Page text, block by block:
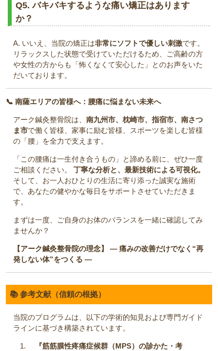
Q5. バキバキするような痛い矯正はあります
か？
A. いいえ、当院の矯正は非常にソフトで優しい刺激です。
リラックスした状態で受けていただけるため、ご高齢の方
や女性の方からも「怖くなくて安心した」とのお声をいた
だいております。
📞 南薩エリアの皆様へ：腰痛に悩まない未来へ
アーク鍼灸整骨院は、 南九州市、枕崎市、指宿市、南さつ
ま市で働く皆様、家事に励む皆様、スポーツを楽しむ皆様
の「腰」を全力で支えます。
「この腰痛は一生付き合うもの」と諦める前に、ぜひ一度
ご相談ください。 丁寧な分析と、最新技術による可視化。
そして、お一人おひとりの生活に寄り添った誠実な施術
で、あなたの健やかな毎日をサポートさせていただきま
す。
まずは一度、ご自身のお体のバランスを一緒に確認してみ
ませんか？
【アーク鍼灸整骨院の理念】
― 痛みの改善だけでなく“再
発しない体”をつくる ―
📚 参考文献（信頼の根拠）
当院のプログラムは、以下の学術的知見および専門ガイド
ラインに基づき構築されています。
『筋筋膜性疼痛症候群（MPS）の診かた・考